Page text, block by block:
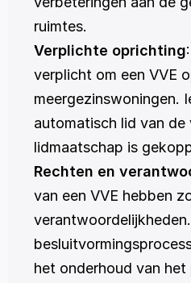
ruimtes.
Verplichte oprichting
verplicht om een VVE
meergezinswoningen.
automatisch lid van de
lidmaatschap is
Rechten en
van een VVE hebben
het onderhoud van het